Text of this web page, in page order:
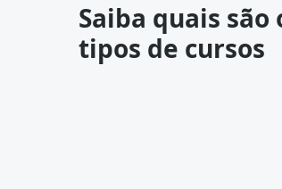
Saiba quais são
tipos de cursos